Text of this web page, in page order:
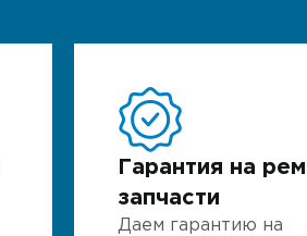
Гарантия на
запчасти
Даем гарантию на